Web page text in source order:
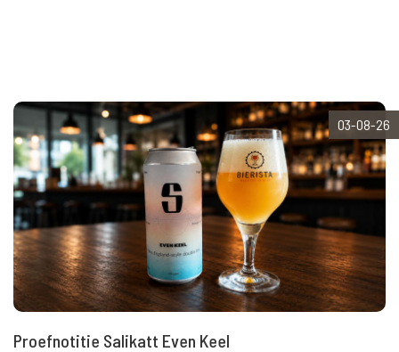
03-08-26
Proefnotitie Salikatt Even Keel